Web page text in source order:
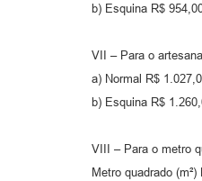
b) Esquina R$
VII – Para o
a) Normal R$
b) Esquina R$
VIII – Para o metro
Metro quadrado